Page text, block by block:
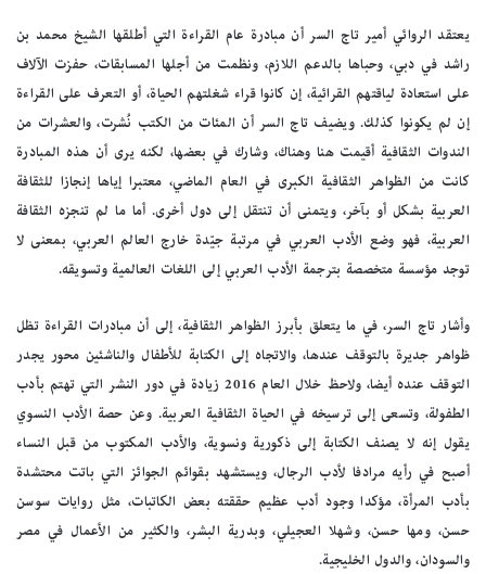
يعتقد الروائي أمير تاج السر أن مبادرة عام القراءة التي أطلقها الشيخ محمد بن
راشد في دبي، وحباها بالدعم اللازم، ونظمت من أجلها المسابقات، حفزت الآلاف
على استعادة لياقتهم القرائية، إن كانوا قراء شغلتهم الحياة، أو التعرف على القراءة
إن لم يكونوا كذلك. ويضيف تاج السر أن المئات من الكتب نُشرت، والعشرات من
الندوات الثقافية أقيمت هنا وهناك، وشارك في بعضها، لكنه يرى أن هذه المبادرة
كانت من الظواهر الثقافية الكبرى في العام الماضي، معتبرا إياها إنجازا للثقافة
العربية بشكل أو بآخر، ويتمنى أن تنتقل إلى دول أخرى. أما ما لم تنجزه الثقافة
العربية، فهو وضع الأدب العربي في مرتبة جيّدة خارج العالم العربي، بمعنى لا
توجد مؤسسة متخصصة بترجمة الأدب العربي إلى اللغات العالمية وتسويقه.
وأشار تاج السر، في ما يتعلق بأبرز الظواهر الثقافية، إلى أن مبادرات القراءة تظل
ظواهر جديرة بالتوقف عندها، والاتجاه إلى الكتابة للأطفال والناشئين محور يجدر
التوقف عنده أيضا، ولاحظ خلال العام 2016 زيادة في دور النشر التي تهتم بأدب
الطفولة، وتسعى إلى ترسيخه في الحياة الثقافية العربية. وعن حصة الأدب النسوي
يقول إنه لا يصنف الكتابة إلى ذكورية ونسوية، والأدب المكتوب من قبل النساء
أصبح في رأيه مرادفا لأدب الرجال، ويستشهد بقوائم الجوائز التي باتت محتشدة
بأدب المرأة، مؤكدا وجود أدب عظيم حققته بعض الكاتبات، مثل روايات سوسن
حسن، ومها حسن، وشهلا العجيلي، وبدرية البشر، والكثير من الأعمال في مصر
والسودان، والدول الخليجية.